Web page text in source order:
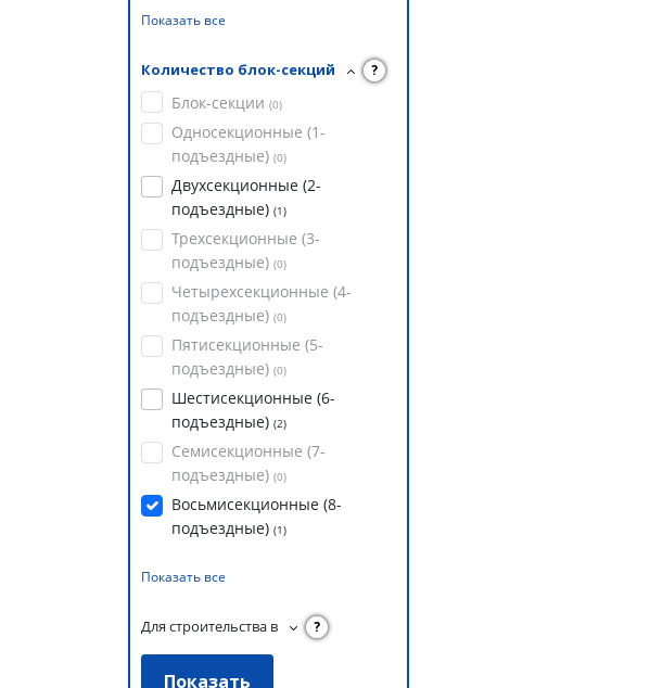
Показать все
Количество блок-секций ?
Блок-секции (0)
Односекционные (1-
подъездные) (0)
Двухсекционные (2-
подъездные) (1)
Трехсекционные (3-
подъездные) (0)
Четырехсекционные (4-
подъездные) (0)
Пятисекционные (5-
подъездные) (0)
Шестисекционные (6-
подъездные) (2)
Семисекционные (7-
подъездные) (0)
Восьмисекционные (8-
подъездные) (1)
Показать все
Для строительства в ?